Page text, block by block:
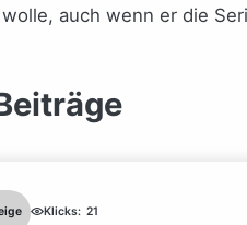
auch wenn er die
Klicks: 21